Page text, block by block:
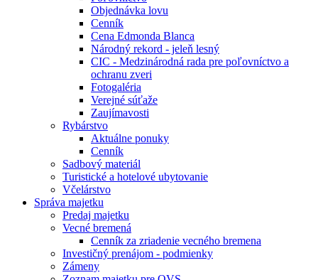
Objednávka lovu
Cenník
Cena Edmonda Blanca
Národný rekord - jeleň lesný
CIC - Medzinárodná rada pre poľovníctvo a
ochranu zveri
Fotogaléria
Verejné súťaže
Zaujímavosti
Rybárstvo
Aktuálne ponuky
Cenník
Sadbový materiál
Turistické a hotelové ubytovanie
Včelárstvo
Správa majetku
Predaj majetku
Vecné bremená
Cenník za zriadenie vecného bremena
Investičný prenájom - podmienky
Zámeny